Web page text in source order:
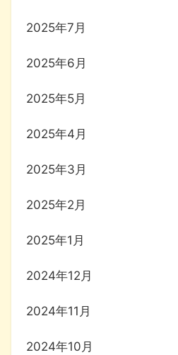
2025年7月
2025年6月
2025年5月
2025年4月
2025年3月
2025年2月
2025年1月
2024年12月
2024年11月
2024年10月